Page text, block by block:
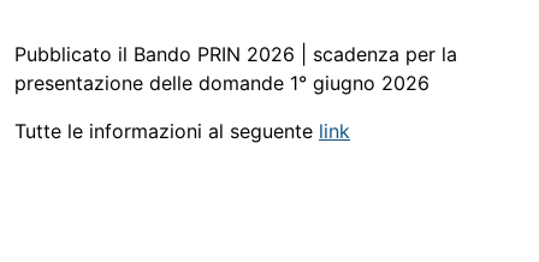
Pubblicato il Bando PRIN 2026 | scadenza per la
presentazione delle domande 1° giugno 2026
Tutte le informazioni al seguente link